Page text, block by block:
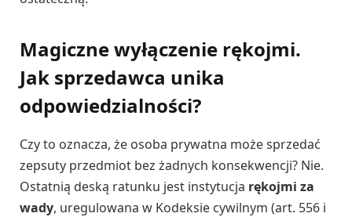
Magiczne wyłączenie rękojmi.
Jak sprzedawca unika
odpowiedzialności?
Czy to oznacza, że osoba prywatna może sprzedać
zepsuty przedmiot bez żadnych konsekwencji? Nie.
Ostatnią deską ratunku jest instytucja rękojmi za
wady, uregulowana w Kodeksie cywilnym (art. 556 i